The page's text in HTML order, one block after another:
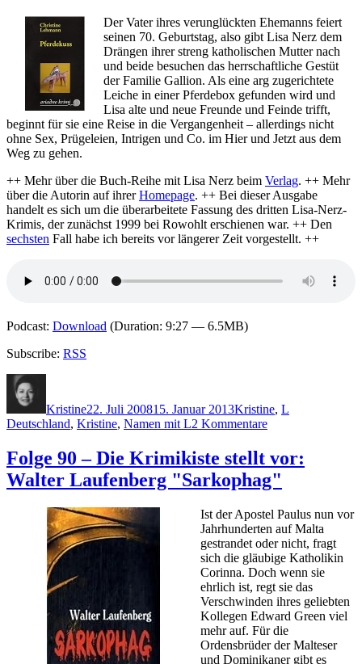
stellt
vor:
Eva
Lirot
mit
Tod"
Der Vater ihres verunglückten Ehemanns feiert
seinen 70. Geburtstag, also gibt Lisa Nerz dem
Drängen ihrer streng katholischen Mutter nach
und beide besuchen das herrschaftliche Gestüt
der Familie Gallion. Als eine arg zugerichtete
Leiche in einer Pferdebox gefunden wird und
Lisa alte und neue Freunde und Feinde trifft,
beginnt für sie eine Reise in die Vergangenheit – allerdings nicht
ohne Sex, Prügeleien, Intrigen und Co. im Hier und Jetzt aus dem
Weg zu gehen.
++ Mehr über die Buch-Reihe mit Lisa Nerz beim Verlag. ++ Mehr
über die Autorin auf ihrerHomepage. ++ Bei dieser Ausgabe
handelt es sich um die überarbeitete Fassung des dritten Lisa-Nerz-
Krimis, der zunächst 1999 bei Rowohlt erschienen war. ++ Den
sechsten Fall habe ich bereits vor längerer Zeit vorgestellt. ++
Podcast: Download (Duration: 9:27 — 6.5MB)
Subscribe: RSS
Kristine22. Juli 200815. Januar 2013Kristine, L
Deutschland, Kristine, Namen mit L2 Kommentarezu
–
Die
stellt
vor:
Christine
Lehmann
"Pferdekuss"
Folge 90 – Die Krimikiste stellt vor:
Walter Laufenberg "Sarkophag"
Ist der Apostel Paulus nun vor
Jahrhunderten auf Malta
gestrandet oder nicht, fragt
sich die gläubige Katholikin
Corinna. Doch wenn sie
ehrlich ist, regt sie das
Verschwinden ihres geliebten
Kollegen Edward Green viel
mehr auf. Für die
Ordensbrüder der Malteser
und Dominikaner gibt es